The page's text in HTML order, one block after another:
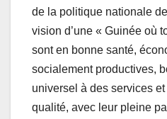
de la politique nationale
vision d’une « Guinée où
sont en bonne santé,
socialement productives,
universel à des services
qualité, avec leur pleine